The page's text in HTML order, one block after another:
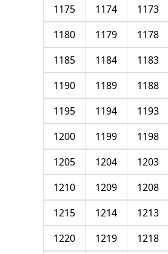
1173
1174
1175
1178
1179
1180
1183
1184
1185
1188
1189
1190
1193
1194
1195
1198
1199
1200
1203
1204
1205
1208
1209
1210
1213
1214
1215
1218
1219
1220